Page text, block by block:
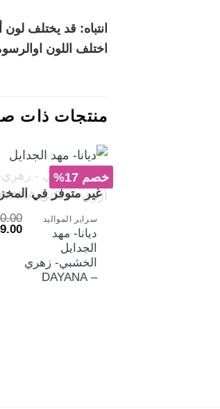
انتباه: قد يختلف
اختلف اللون
منتجات ذات
خصم 17%
غير متوفر في
سراير المواليد
ديانا- مهد
الجدايل
الخشبي- زهري
– DAYANA